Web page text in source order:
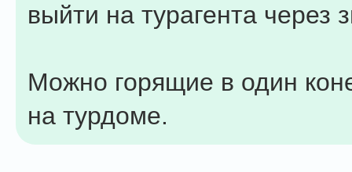
выйти на турагента через
Можно горящие в один
на турдоме.